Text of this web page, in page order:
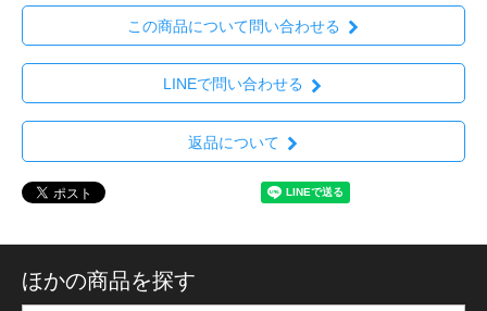
この商品について問い合わせる
LINEで問い合わせる
返品について
ほかの商品を探す